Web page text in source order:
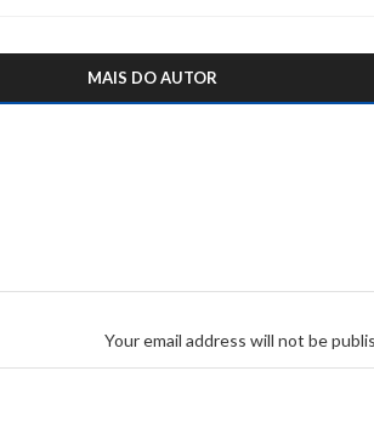
MAIS DO AUTOR
Your email address will not be